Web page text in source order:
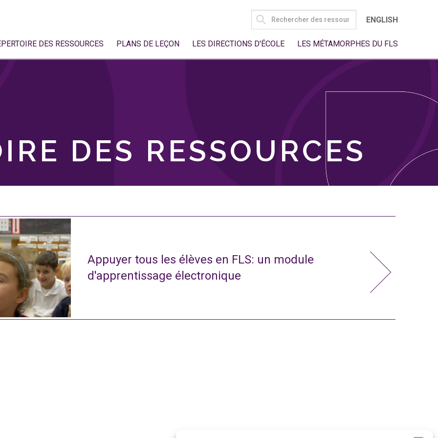
SEARCH
FOR:
ENGLISH
DES RESSOURCES PLANS DE LEÇON LES DIRECTIONS D'ÉCOLE LES MÉTAMORPHES DU FLS
DES RESSOURCES
Appuyer tous les élèves en FLS: un module
d'apprentissage électronique